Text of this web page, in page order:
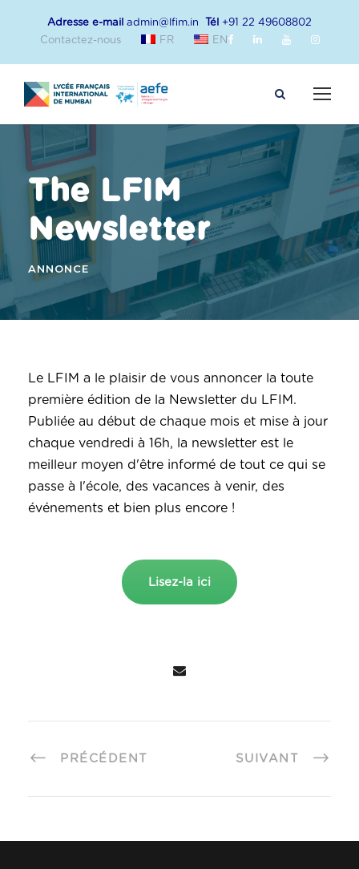
Adresse e-mail admin@lfim.in Tél +91 22 49608802
Contactez-nous
FR EN
The LFIM
Newsletter
ANNONCE
Le LFIM a le plaisir de vous annoncer la toute
première édition de la Newsletter du LFIM.
Publiée au début de chaque mois et mise à jour
chaque vendredi à 16h, la newsletter est le
meilleur moyen d'être informé de tout ce qui se
passe à l'école, des vacances à venir, des
événements et bien plus encore !
Lisez-la ici
PRÉCÉDENT SUIVANT